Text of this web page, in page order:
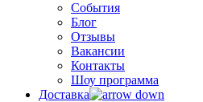
События
Блог
Отзывы
Вакансии
Контакты
Шоу программа
Доставка